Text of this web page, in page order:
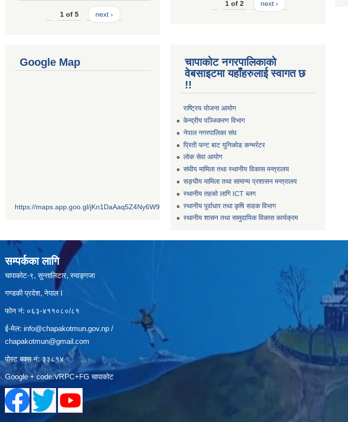
1 of 5 next ›
1 of 2 next ›
Google Map
https://maps.app.goo.gl/jKn1DaAaq5Z4Ny6W9
चापाकोट नगरपालिकाको
वेबसाइटमा यहाँहरुलाई स्वागत छ
!!
राष्ट्रिय योजना आयोग
केन्द्रीय पञ्जिकरण विभाग
नेपाल नगरपालिका संघ
प्रिती फन्ट बाट युनिकोड कन्भर्रटर
लोक सेवा आयोग
संघीय मामिला तथा स्थानीय विकास मन्त्रालय
सङ्घीय मामिला तथा सामान्य प्रशासन मन्त्रालय
स्थानीय तहको लागि ICT ब्लग
स्थानीय पूर्वाधार तथा कृषि सडक विभाग
स्थानीय शासन तथा सामुदायिक विकास कार्यक्रम
सम्पर्कका लागि
चापाकोट-९, सुन्तालिटार, स्याङ्गजा
गण्डकी प्रदेश, नेपाल I
फोन नं: ०६३-४११०८०/८१
ई-मेल: info@chapakotmun.gov.np /
chapakotmun@gmail.com
पोस्ट बक्स नं: ३३८१४
Google + code:VRPC+FG चापाकोट